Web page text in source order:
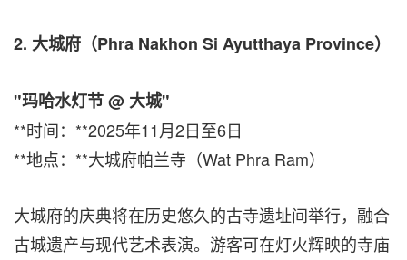
2. 大城府（Phra Nakhon Si Ayutthaya Province）
"玛哈水灯节@大城"
**时间：**2025年11月2日至6日
**地点：**大城府帕兰寺（Wat Phra Ram）
大城府的庆典将在历史悠久的古寺遗址间举行，融合
古城遗产与现代艺术表演。游客可在灯火辉映的寺庙